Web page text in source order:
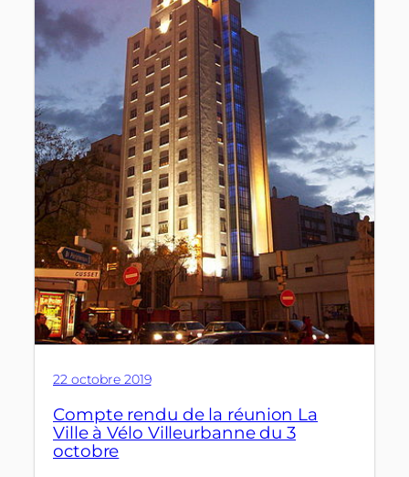
22 octobre 2019
Compte rendu de la réunion La
Ville à Vélo Villeurbanne du 3
octobre